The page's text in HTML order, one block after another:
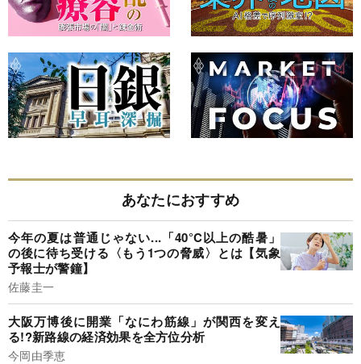
あなたにおすすめ
今年の夏は普通じゃない...「40°C以上の酷暑」
の後に待ち受ける〈もう1つの脅威〉とは【気象
予報士が警鐘】
佐藤圭一
大阪万博後に開業「なにわ筋線」が関西を変え
る!?新路線の経済効果を全方位分析
今岡由季恵